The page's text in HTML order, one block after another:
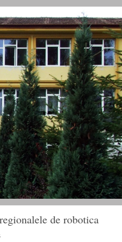
de robotica